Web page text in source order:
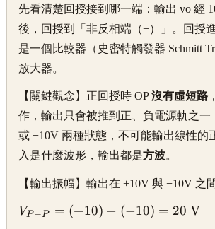
20\
\text{V}
先看清楚回授接到哪一端：輸出 vo 經
後，回授到「非反相端（+）」。回授
是一個比較器（史密特觸發器 Schmitt
放大器。
【關鍵觀念】正回授時 OP沒有虛短路
作，輸出只會被推到正、負電源軌之一
或 −10V 兩種狀態，不可能輸出線性的
入是什麼波形，輸出都是方波。
【輸出振幅】輸出在 +10V 與 −10V 之
\displaystyle
VP−P = (+10) − (−10) = 20 V